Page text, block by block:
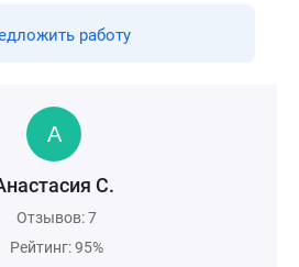
работу
С.
Отзывов: 7
Рейтинг: 95%